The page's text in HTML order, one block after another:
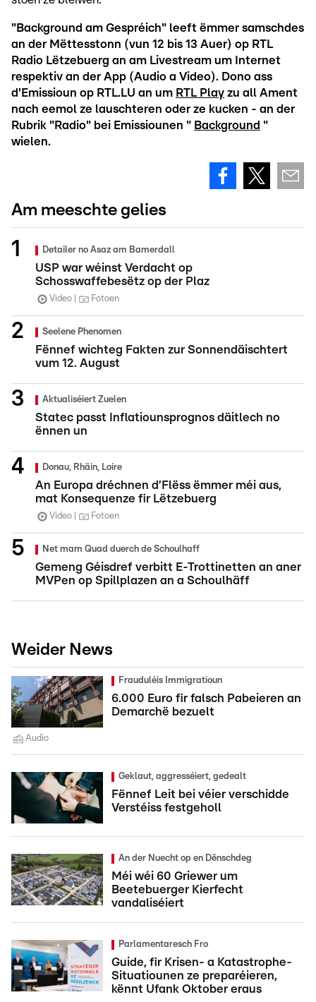
"Background am Gespréich" leeft ëmmer samschdes
an der Mëttesstonn (vun 12 bis 13 Auer) op RTL
Radio Lëtzebuerg an am Livestream um Internet
respektiv an der App (Audio a Video). Dono ass
d'Emissioun op RTL.LU an um RTL Play zu all Ament
nach eemol ze lauschteren oder ze kucken - an der
Rubrik "Radio" bei Emissiounen " Background "
wielen.
Am meeschte gelies
Detailer no Asaz am Bamerdall
USP war wéinst Verdacht op
Schosswaffebesëtz op der Plaz
Video Fotoen
Seelene Phenomen
Fënnef wichteg Fakten zur Sonnendäischtert
vum 12. August
Aktualiséiert Zuelen
Statec passt Inflatiounsprognos däitlech no
ënnen un
Donau, Rhäin, Loire
An Europa dréchnen d’Flëss ëmmer méi aus,
mat Konsequenze fir Lëtzebuerg
Video Fotoen
Net mam Quad duerch de Schoulhaff
Gemeng Géisdref verbitt E-Trottinetten an aner
MVPen op Spillplazen an a Schoulhäff
Weider News
Frauduléis Immigratioun
6.000 Euro fir falsch Pabeieren an
Demarchë bezuelt
Audio
Geklaut, aggresséiert, gedealt
Fënnef Leit bei véier verschidde
Verstéiss festgeholl
An der Nuecht op en Dënschdeg
Méi wéi 60 Griewer um
Beetebuerger Kierfecht
vandaliséiert
Parlamentaresch Fro
Guide, fir Krisen- a Katastrophe-
Situatiounen ze preparéieren,
kënnt Ufank Oktober eraus